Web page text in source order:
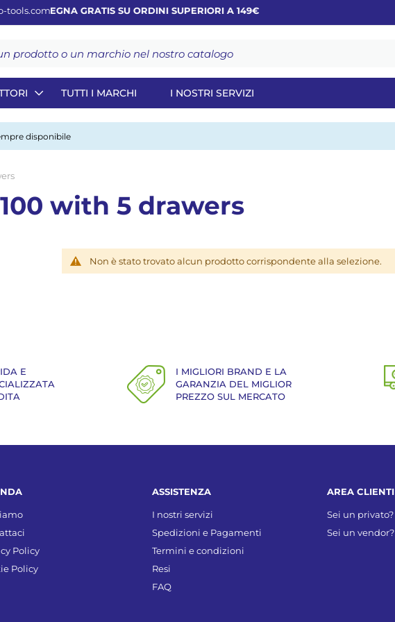
tools.com
CONSEGNA GRATIS SU ORDINI SUPERIORI A 149€
TUTTI I MARCHI I NOSTRI SERVIZI
disponibile
with 5 drawers
Non è stato trovato alcun prodotto corrispondente alla selezione.
E
I MIGLIORI BRAND E LA
GARANZIA DEL MIGLIOR
PREZZO SUL MERCATO
Policy
Policy
ASSISTENZA
I nostri servizi
Spedizioni e Pagamenti
Termini e condizioni
Resi
FAQ
AREA CLIENTI
Sei un privato?
Sei un vendor?